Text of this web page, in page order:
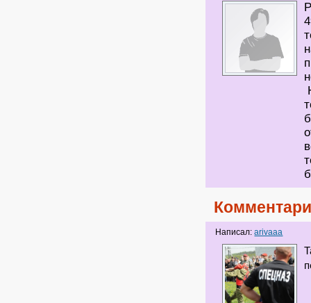
Написал:arivaaa